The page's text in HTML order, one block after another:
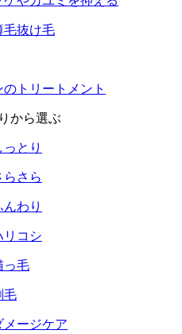
毛抜け毛
のトリートメント
から選ぶ
っとり
らさら
んわり
リコシ
っ毛
毛
メージケア